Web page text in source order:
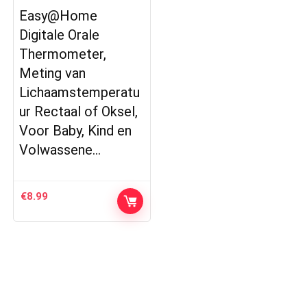
Easy@Home
Digitale Orale
Thermometer,
Meting van
Lichaamstemperatu
ur Rectaal of Oksel,
Voor Baby, Kind en
Volwassene…
€8.99